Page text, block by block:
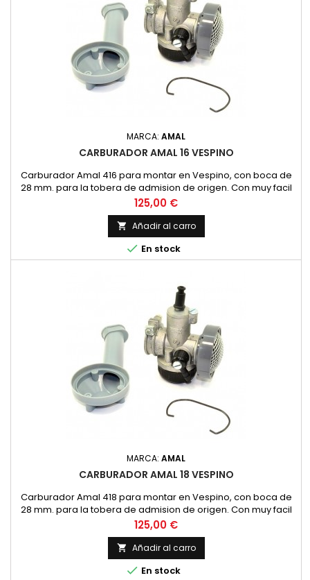
MARCA: AMAL
CARBURADOR AMAL 16 VESPINO
Carburador Amal 416 para montar en Vespino, con boca de
28 mm. para la tobera de admision de origen. Con muy facil
acceso al chiclé gracias a su cuba desmontable.
Precio
125,00 €
 Añadir al carro
 En stock
MARCA: AMAL
CARBURADOR AMAL 18 VESPINO
Carburador Amal 418 para montar en Vespino, con boca de
28 mm. para la tobera de admision de origen. Con muy facil
acceso al chiclé gracias a su cuba desmontable.
Precio
125,00 €
 Añadir al carro
 En stock